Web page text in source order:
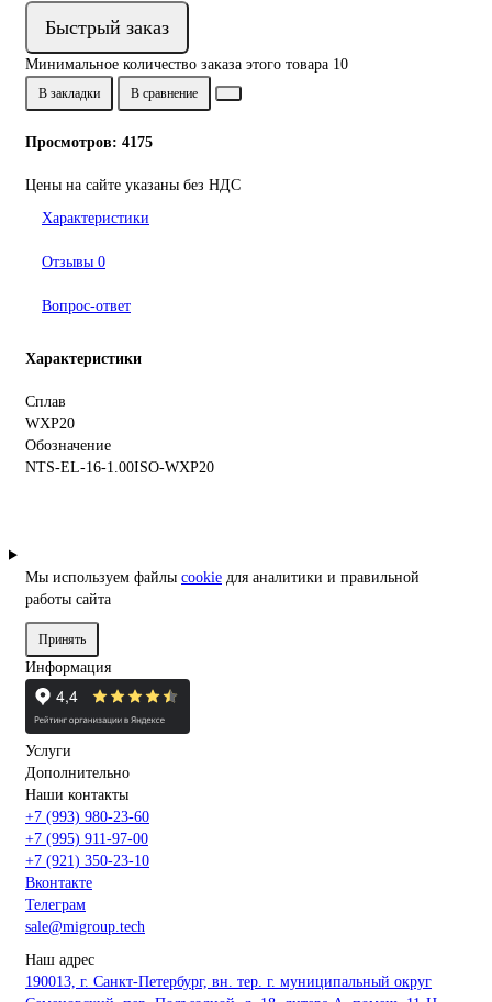
Быстрый заказ
Минимальное количество заказа этого товара 10
В закладки В сравнение
Просмотров: 4175
Цены на сайте указаны без НДС
Характеристики
Отзывы 0
Вопрос-ответ
Характеристики
Сплав
WXP20
Обозначение
NTS-EL-16-1.00ISO-WXP20
Мы используем файлы cookie для аналитики и правильной
работы сайта
Принять
Информация
Услуги
Дополнительно
Наши контакты
+7 (993) 980-23-60
+7 (995) 911-97-00
+7 (921) 350-23-10
Вконтакте
Телеграм
sale@migroup.tech
Наш адрес
190013, г. Санкт-Петербург, вн. тер. г. муниципальный округ